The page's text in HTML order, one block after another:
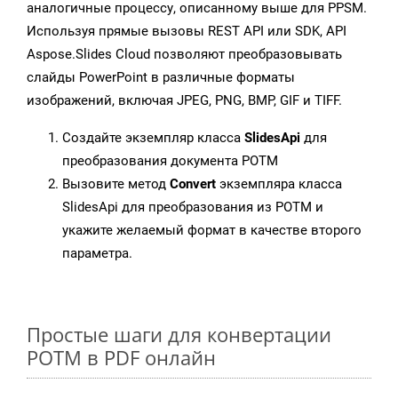
аналогичные процессу, описанному выше для PPSM.
Используя прямые вызовы REST API или SDK, API
Aspose.Slides Cloud позволяют преобразовывать
слайды PowerPoint в различные форматы
изображений, включая JPEG, PNG, BMP, GIF и TIFF.
Создайте экземпляр класса SlidesApi для
преобразования документа POTM
Вызовите метод Convert экземпляра класса
SlidesApi для преобразования из POTM и
укажите желаемый формат в качестве второго
параметра.
Простые шаги для конвертации
POTM в PDF онлайн